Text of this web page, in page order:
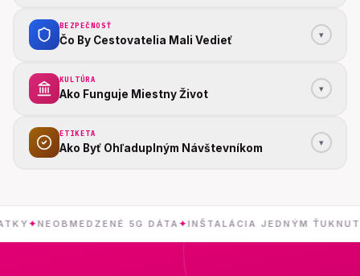
BEZPEČNOSŤ
Čo By Cestovatelia Mali Vedieť ▾
KULTÚRA
Ako Funguje Miestny Život ▾
ETIKETA
Ako Byť Ohľaduplným Návštevníkom ▾
5G DÁTA✦ INŠTALÁCIA JEDNÝM ŤUKNUTÍM✦